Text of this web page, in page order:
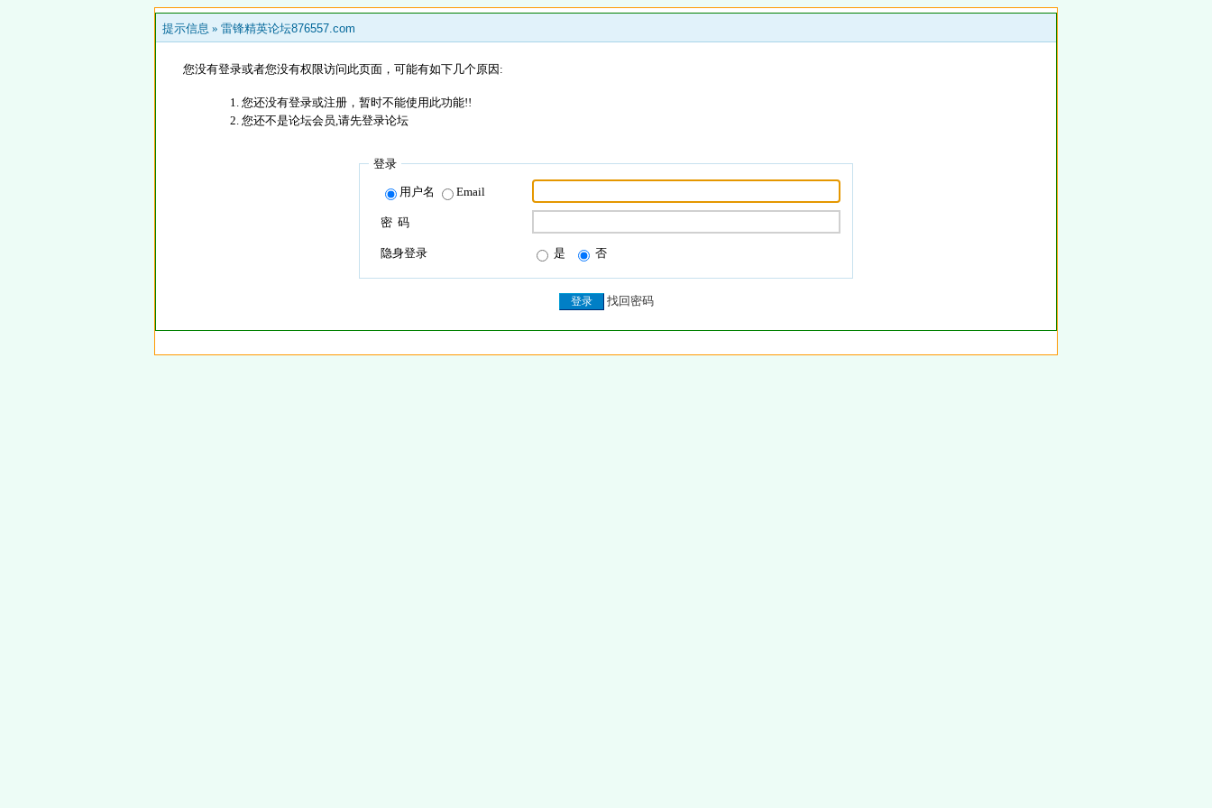
提示信息 » 雷锋精英论坛876557.com
您没有登录或者您没有权限访问此页面，可能有如下几个原因:
您还没有登录或注册，暂时不能使用此功能!!
您还不是论坛会员,请先登录论坛
登录
用户名 Email
密 码
隐身登录 是 否
找回密码